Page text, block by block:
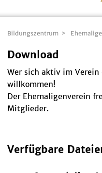
Bildungszentrum Ehemalige
Download
Wer sich aktiv im
willkommen!
Der Ehemaligenverein
Mitglieder.
Verfügbare